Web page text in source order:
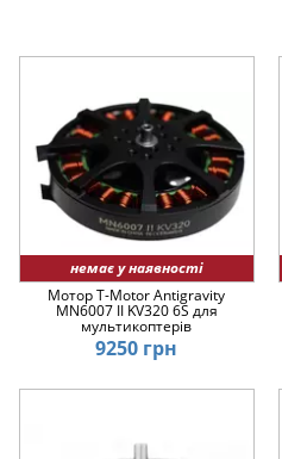
немає у наявності
Мотор T-Motor Antigravity
MN6007 II KV320 6S для
мультикоптерів
9250 грн